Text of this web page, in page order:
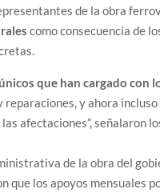
de la obra
como consecuencia de
que han cargado con
reparaciones, y ahora
afectaciones”, señalaron
de la obra del
los apoyos mensuales